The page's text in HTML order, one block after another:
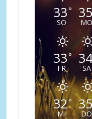
33°
SO
35
MO
33°
FR
34
SA
32°
MI
35
DO